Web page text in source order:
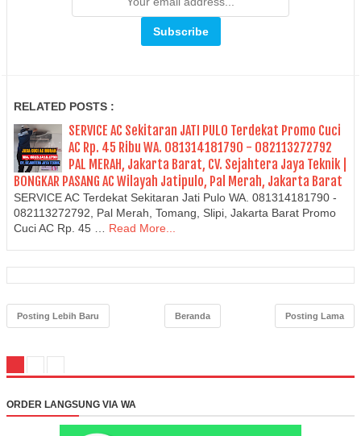
RELATED POSTS :
SERVICE AC Sekitaran JATI PULO Terdekat Promo Cuci
AC Rp. 45 Ribu WA. 081314181790 - 082113272792
PAL MERAH, Jakarta Barat, CV. Sejahtera Jaya Teknik |
BONGKAR PASANG AC Wilayah Jatipulo, Pal Merah, Jakarta Barat
SERVICE AC Terdekat Sekitaran Jati Pulo WA. 081314181790 -
082113272792, Pal Merah, Tomang, Slipi, Jakarta Barat Promo
Cuci AC Rp. 45 …
Read More...
Posting Lebih Baru Posting Lama
Beranda
ORDER LANGSUNG VIA WA